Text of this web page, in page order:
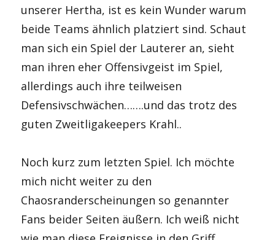
unserer Hertha, ist es kein Wunder warum
beide Teams ähnlich platziert sind. Schaut
man sich ein Spiel der Lauterer an, sieht
man ihren eher Offensivgeist im Spiel,
allerdings auch ihre teilweisen
Defensivschwächen…….und das trotz des
guten Zweitligakeepers Krahl..
Noch kurz zum letzten Spiel. Ich möchte
mich nicht weiter zu den
Chaosranderscheinungen so genannter
Fans beider Seiten äußern. Ich weiß nicht